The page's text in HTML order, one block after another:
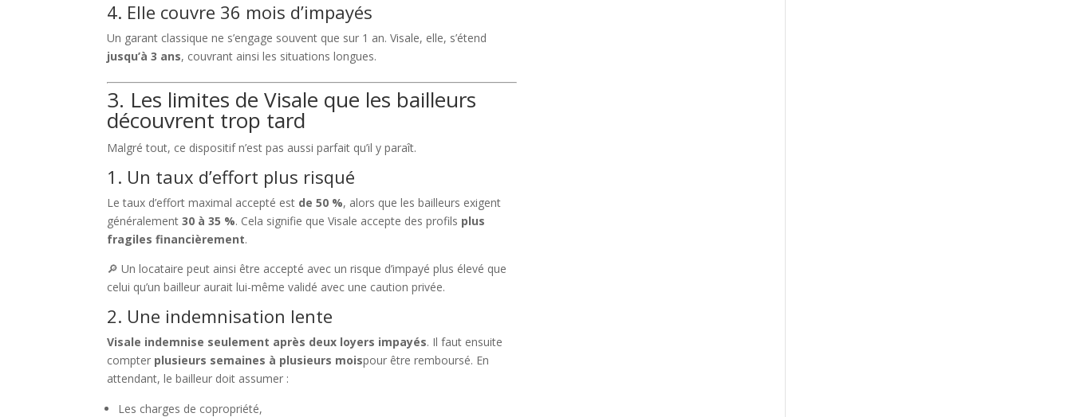
4. Elle couvre 36 mois d’impayés
Un garant classique ne s’engage souvent que sur 1 an. Visale, elle, s’étend
jusqu’à 3 ans, couvrant ainsi les situations longues.
3. Les limites de Visale que les bailleurs
découvrent trop tard
Malgré tout, ce dispositif n’est pas aussi parfait qu’il y paraît.
1. Un taux d’effort plus risqué
Le taux d’effort maximal accepté est de 50 %, alors que les bailleurs exigent
généralement30 à 35 %. Cela signifie que Visale accepte des profils plus
fragiles financièrement.
🔎 Un locataire peut ainsi être accepté avec un risque d’impayé plus élevé que
celui qu’un bailleur aurait lui-même validé avec une caution privée.
2. Une indemnisation lente
Visale indemnise seulement après deux loyers impayés. Il faut ensuite
compter plusieurs semaines à plusieurs moispour être remboursé. En
attendant, le bailleur doit assumer :
Les charges de copropriété,